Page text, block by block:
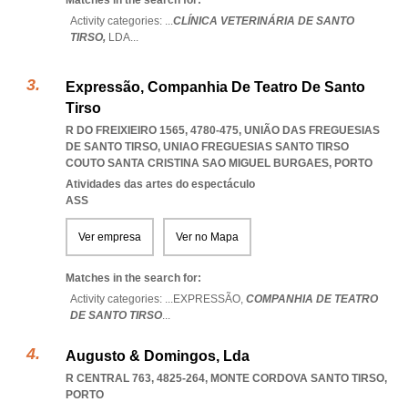
Activity categories: ...CLÍNICA VETERINÁRIA DE SANTO
TIRSO, LDA...
Expressão, Companhia De Teatro De Santo
Tirso
R DO FREIXIEIRO 1565, 4780-475, UNIÃO DAS FREGUESIAS
DE SANTO TIRSO, UNIAO FREGUESIAS SANTO TIRSO
COUTO SANTA CRISTINA SAO MIGUEL BURGAES, PORTO
Atividades das artes do espectáculo
ASS
Ver empresa Ver no Mapa
Matches in the search for:
Activity categories: ...EXPRESSÃO, COMPANHIA DE TEATRO
DE SANTO TIRSO...
Augusto & Domingos, Lda
R CENTRAL 763, 4825-264, MONTE CORDOVA SANTO TIRSO,
PORTO